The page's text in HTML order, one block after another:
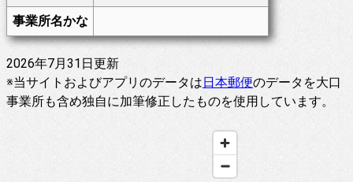
事業所名かな
2026年7月31日更新
※当サイトおよびアプリのデータは日本郵便のデータを大口
事業所も含め独自に加筆修正したものを使用しています。